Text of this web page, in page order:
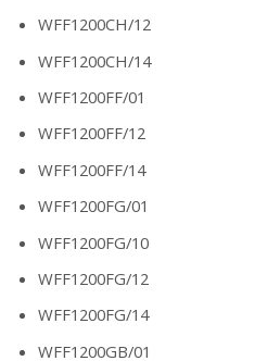
WFF1200CH/12
WFF1200CH/14
WFF1200FF/01
WFF1200FF/12
WFF1200FF/14
WFF1200FG/01
WFF1200FG/10
WFF1200FG/12
WFF1200FG/14
WFF1200GB/01